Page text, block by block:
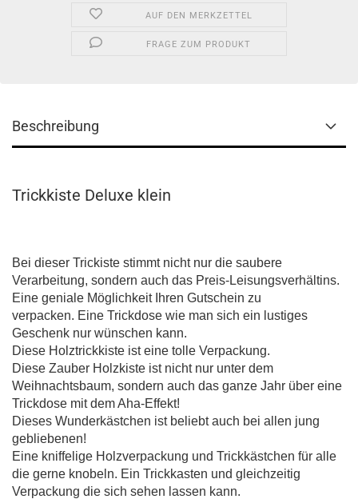
AUF DEN MERKZETTEL
FRAGE ZUM PRODUKT
Beschreibung
Trickkiste Deluxe klein
Bei dieser Trickiste stimmt nicht nur die saubere
Verarbeitung, sondern auch das Preis-Leisungsverhältins.
Eine geniale Möglichkeit Ihren Gutschein zu
verpacken. Eine Trickdose wie man sich ein lustiges
Geschenk nur wünschen kann.
Diese Holztrickkiste ist eine tolle Verpackung.
Diese Zauber Holzkiste ist nicht nur unter dem
Weihnachtsbaum, sondern auch das ganze Jahr über eine
Trickdose mit dem Aha-Effekt!
Dieses Wunderkästchen ist beliebt auch bei allen jung
gebliebenen!
Eine kniffelige Holzverpackung und Trickkästchen für alle
die gerne knobeln. Ein Trickkasten und gleichzeitig
Verpackung die sich sehen lassen kann.